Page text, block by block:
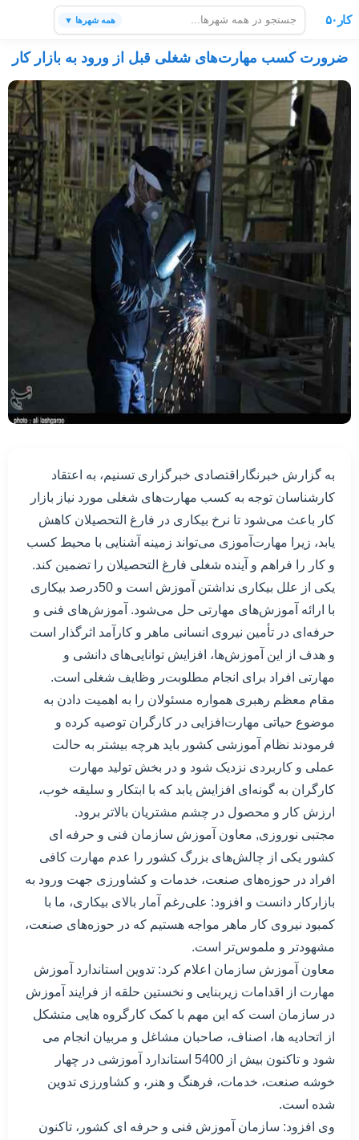
کار۵۰ همه شهرها ▼
ضرورت کسب مهارت‌های شغلی قبل از ورود به بازار کار
به گزارش خبرنگاراقتصادی خبرگزاری تسنیم، به اعتقاد
کارشناسان توجه به کسب مهارت‌های شغلی مورد نیاز بازار
کار باعث می‌شود تا نرخ بیکاری در فارغ التحصیلان کاهش
یابد، زیرا مهارت‌آموزی می‌تواند زمینه آشنایی با محیط کسب
و کار را فراهم و آینده شغلی فارغ التحصیلان را تضمین کند.
یکی از علل بیکاری نداشتن آموزش است و 50درصد بیکاری
با ارائه آموزش‌های مهارتی حل می‌شود. آموزش‌های فنی و
حرفه‌ای در تأمین نیروی انسانی ماهر و کارآمد اثرگذار است
و هدف از این آموزش‌ها، افزایش توانایی‌های دانشی و
مهارتی افراد برای انجام مطلوبت‌ر وظایف شغلی است.
مقام معظم رهبری همواره مسئولان را به اهمیت دادن به
موضوع حیاتی مهارت‌افزایی در کارگران توصیه کرده و
فرمودند نظام آموزشی کشور باید هرچه بیشتر به حالت
عملی و کاربردی نزدیک شود و در بخش تولید مهارت
کارگران به گونه‌ای افزایش یابد که با ابتکار و سلیقه خوب،
ارزش کار و محصول در چشم مشتریان بالاتر برود.
مجتبی نوروزی, معاون آموزش سازمان فنی و حرفه ای
کشور یکی از چالش‌های بزرگ کشور را عدم مهارت کافی
افراد در حوزه‌های صنعت، خدمات و کشاورزی جهت ورود به
بازارکار دانست و افزود: علی‌رغم آمار بالای بیکاری، ما با
کمبود نیروی کار ماهر مواجه هستیم که در حوزه‌های صنعت،
مشهودتر و ملموس‌تر است.
معاون آموزش سازمان اعلام کرد: تدوین استاندارد آموزش
مهارت از اقدامات زیربنایی و نخستین حلقه از فرایند آموزش
در سازمان است که این مهم با کمک کارگروه هایی متشکل
از اتحادیه ها، اصناف، صاحبان مشاغل و مربیان انجام می
شود و تاکنون بیش از 5400 استاندارد آموزشی در چهار
خوشه صنعت، خدمات، فرهنگ و هنر، و کشاورزی تدوین
شده است.
وی افزود: سازمان آموزش فنی و حرفه ای کشور، تاکنون